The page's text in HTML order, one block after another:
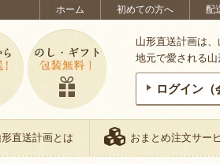
ホーム 初めての方へ 配
山形直送計画は
地元で愛される山
ログイン（
形直送計画とは おまとめ注文サー